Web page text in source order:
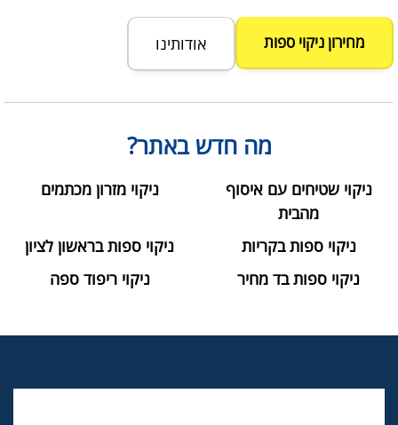
מחירון ניקוי ספות אודותינו
מה חדש באתר?
ניקוי שטיחים עם איסוף
מהבית
ניקוי מזרון מכתמים
ניקוי ספות בקריות
ניקוי ספות בראשון לציון
ניקוי ספות בד מחיר
ניקוי ריפוד ספה